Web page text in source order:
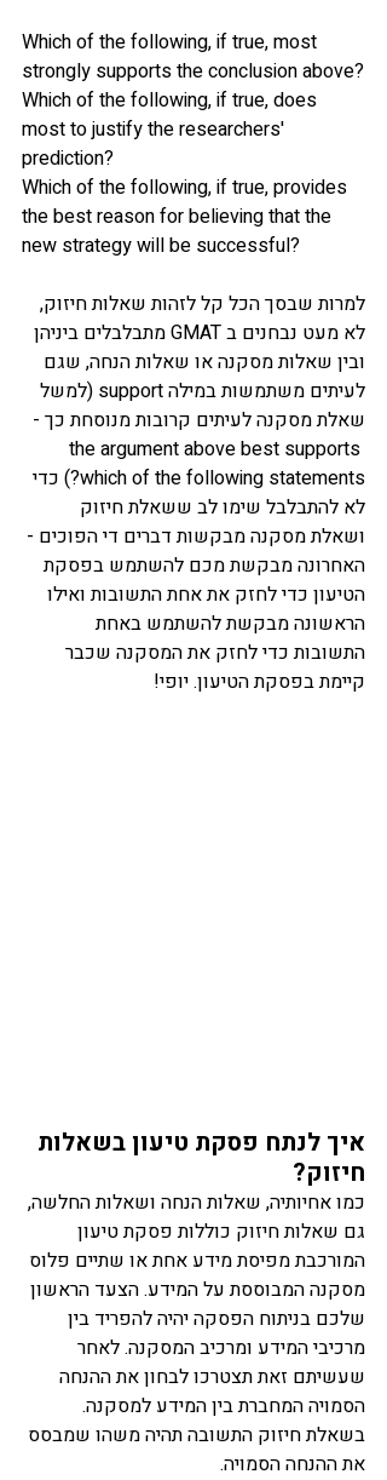
Which of the following, if true, most
strongly supports the conclusion above?
Which of the following, if true, does
most to justify the researchers'
prediction?
Which of the following, if true, provides
the best reason for believing that the
new strategy will be successful?
למרות שבסך הכל קל לזהות שאלות חיזוק,
לא מעט נבחנים ב GMAT מתבלבלים ביניהן
ובין שאלות מסקנה או שאלות הנחה, שגם
לעיתים משתמשות במילה support (למשל
שאלת מסקנה לעיתים קרובות מנוסחת כך -
the argument above best supports
which of the following statements?) כדי
לא להתבלבל שימו לב ששאלת חיזוק
ושאלת מסקנה מבקשות דברים די הפוכים -
האחרונה מבקשת מכם להשתמש בפסקת
הטיעון כדי לחזק את אחת התשובות ואילו
הראשונה מבקשת להשתמש באחת
התשובות כדי לחזק את המסקנה שכבר
קיימת בפסקת הטיעון. יופי!
איך לנתח פסקת טיעון בשאלות
חיזוק?
כמו אחיותיה, שאלות הנחה ושאלות החלשה,
גם שאלות חיזוק כוללות פסקת טיעון
המורכבת מפיסת מידע אחת או שתיים פלוס
מסקנה המבוססת על המידע. הצעד הראשון
שלכם בניתוח הפסקה יהיה להפריד בין
מרכיבי המידע ומרכיב המסקנה. לאחר
שעשיתם זאת תצטרכו לבחון את ההנחה
הסמויה המחברת בין המידע למסקנה.
בשאלת חיזוק התשובה תהיה משהו שמבסס
את ההנחה הסמויה.